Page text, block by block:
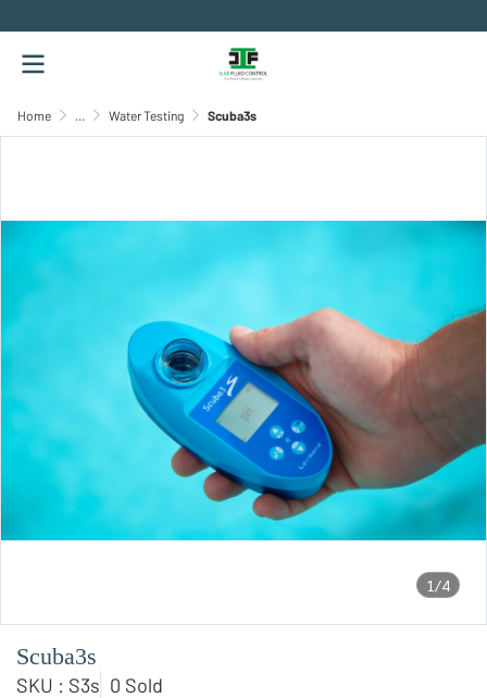
Home ... Water Testing Scuba3s
1/4
Scuba3s
SKU : S3s 0 Sold